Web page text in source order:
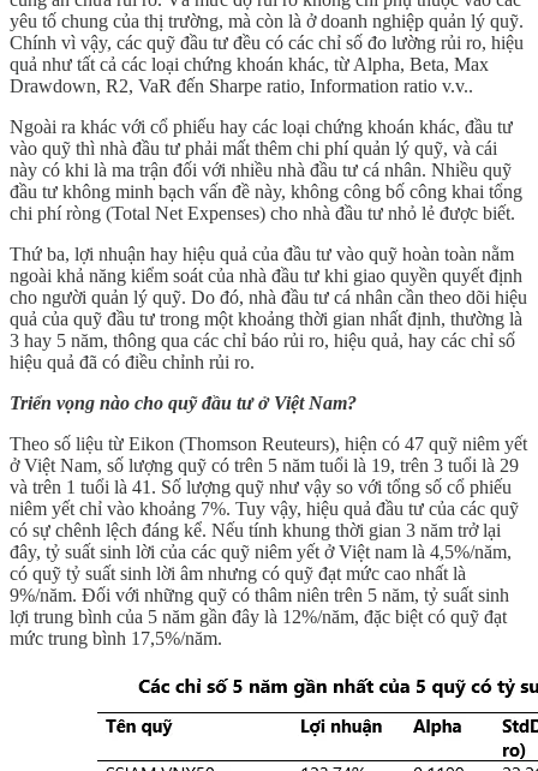
yêu tố chung của thị trường, mà còn là ở doanh nghiệp quản lý quỹ.
Chính vì vậy, các quỹ đầu tư đều có các chỉ số đo lường rủi ro, hiệu
quả như tất cả các loại chứng khoán khác, từ Alpha, Beta, Max
Drawdown, R2, VaR đến Sharpe ratio, Information ratio v.v..
Ngoài ra khác với cổ phiếu hay các loại chứng khoán khác, đầu tư
vào quỹ thì nhà đầu tư phải mất thêm chi phí quản lý quỹ, và cái
này có khi là ma trận đối với nhiều nhà đầu tư cá nhân. Nhiều quỹ
đầu tư không minh bạch vấn đề này, không công bố công khai tổng
chi phí ròng (Total Net Expenses) cho nhà đầu tư nhỏ lẻ được biết.
Thứ ba, lợi nhuận hay hiệu quả của đầu tư vào quỹ hoàn toàn nằm
ngoài khả năng kiểm soát của nhà đầu tư khi giao quyền quyết định
cho người quản lý quỹ. Do đó, nhà đầu tư cá nhân cần theo dõi hiệu
quả của quỹ đầu tư trong một khoảng thời gian nhất định, thường là
3 hay 5 năm, thông qua các chỉ báo rủi ro, hiệu quả, hay các chỉ số
hiệu quả đã có điều chỉnh rủi ro.
Triển vọng nào cho quỹ đầu tư ở Việt Nam?
Theo số liệu từ Eikon (Thomson Reuteurs), hiện có 47 quỹ niêm yết
ở Việt Nam, số lượng quỹ có trên 5 năm tuổi là 19, trên 3 tuổi là 29
và trên 1 tuổi là 41. Số lượng quỹ như vậy so với tổng số cổ phiếu
niêm yết chỉ vào khoảng 7%. Tuy vậy, hiệu quả đầu tư của các quỹ
có sự chênh lệch đáng kể. Nếu tính khung thời gian 3 năm trở lại
đây, tỷ suất sinh lời của các quỹ niêm yết ở Việt nam là 4,5%/năm,
có quỹ tỷ suất sinh lời âm nhưng có quỹ đạt mức cao nhất là
9%/năm. Đối với những quỹ có thâm niên trên 5 năm, tỷ suất sinh
lợi trung bình của 5 năm gần đây là 12%/năm, đặc biệt có quỹ đạt
mức trung bình 17,5%/năm.